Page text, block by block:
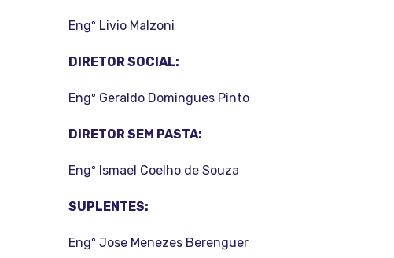
Engº Livio Malzoni
DIRETOR SOCIAL:
Engº Geraldo Domingues Pinto
DIRETOR SEM PASTA:
Engº Ismael Coelho de Souza
SUPLENTES:
Engº Jose Menezes Berenguer